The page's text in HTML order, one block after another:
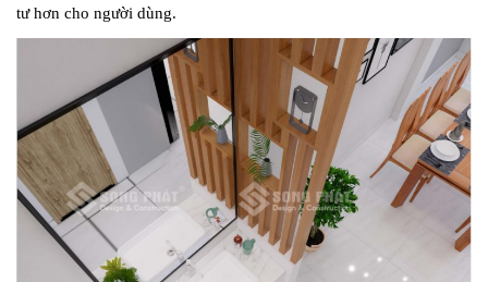
tư hơn cho người dùng.